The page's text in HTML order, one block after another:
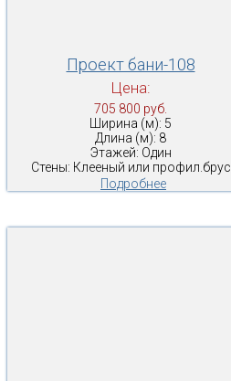
Проект бани-108
Цена:
705 800 руб.
Ширина (м): 5
Длина (м): 8
Этажей: Один
Стены: Клееный или профил.брус
Подробнее